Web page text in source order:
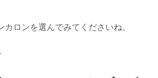
ロンを選んでみてくださいね。